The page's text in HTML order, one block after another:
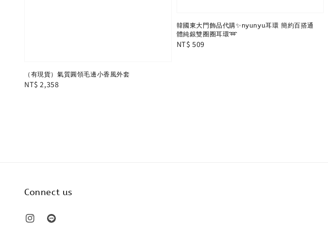
（有現貨）氣質圓領毛邊小香風外套
Regular
NT$ 2,358
韓國東大門飾品代購✨nyunyu耳環 簡約百搭通
體純銀雙圈圈耳環➿
Regular
NT$ 509
Connect us